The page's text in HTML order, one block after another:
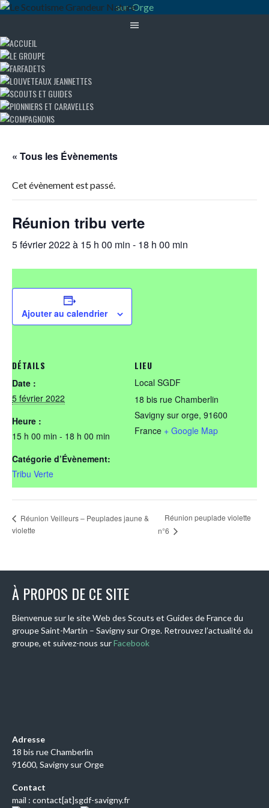
« Tous les Évènements
Cet évènement est passé.
Réunion tribu verte
5 février 2022 à 15 h 00 min - 18 h 00 min
Ajouter au calendrier
DÉTAILS
Date :
5 février 2022
Heure :
15 h 00 min - 18 h 00 min
Catégorie d’Évènement:
Tribu Verte
LIEU
Local SGDF
18 bis rue Chamberlin
Savigny sur orge, 91600
France + Google Map
Réunion Veilleurs – Peuplades jaune &
violette
Réunion peuplade violette
n°6
À PROPOS DE CE SITE
Bienvenue sur le site Web des Scouts et Guides de France du
groupe Saint-Martin – Savigny sur Orge. Retrouvez l’actualité du
groupe, et suivez-nous surFacebook
Adresse
18 bis rue Chamberlin
91600, Savigny sur Orge
Contact
mail : contact[at]sgdf-savigny.fr